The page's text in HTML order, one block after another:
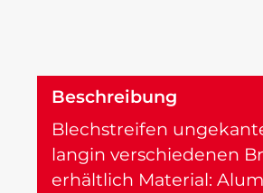
Beschreibung
Blechstreifen
langin verschiedenen
erhältlich Material: